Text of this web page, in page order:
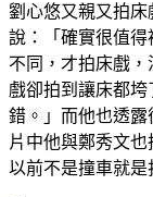
劉心悠又親又拍
說：「確實很值
不同，才拍床戲
戲卻拍到讓床都
錯。」而他也透露
片中他與鄭秀文
以前不是撞車就是